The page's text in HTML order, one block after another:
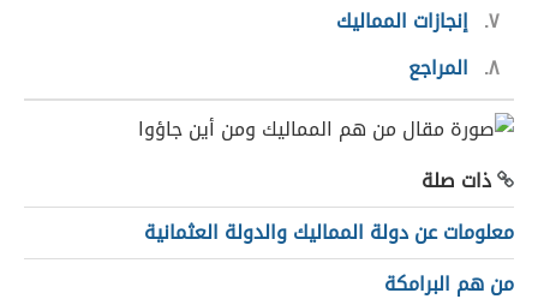
٧ إنجازات المماليك
٨ المراجع
ذات صلة
معلومات عن دولة المماليك والدولة العثمانية
من هم البرامكة